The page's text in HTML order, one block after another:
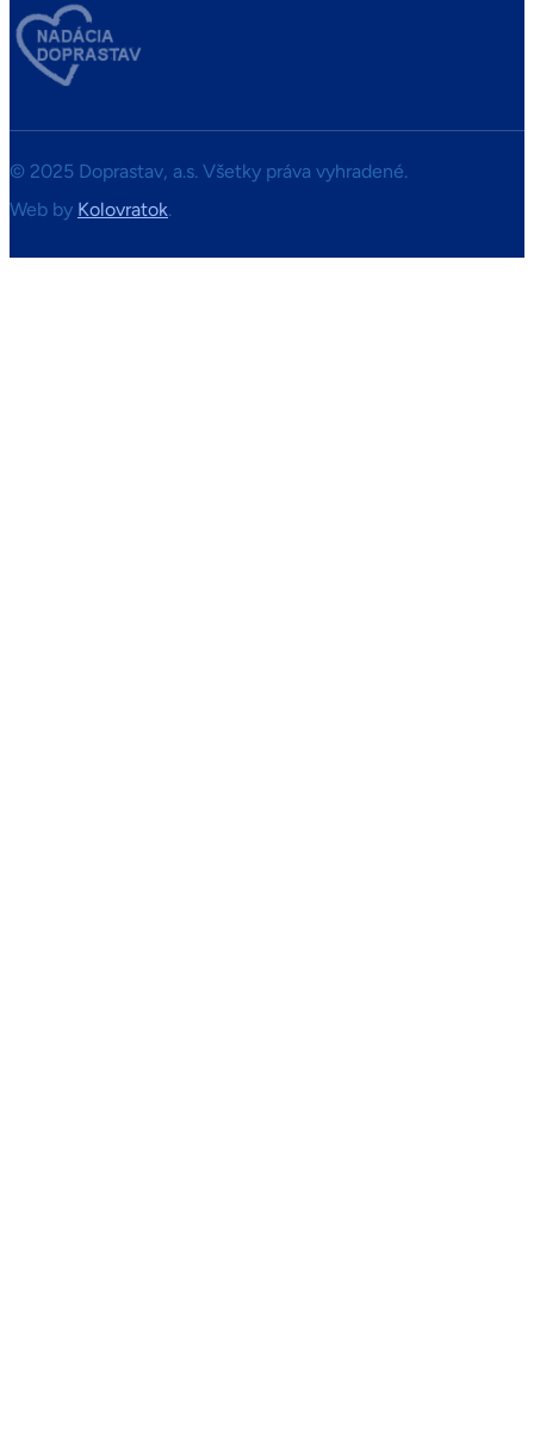
© 2025 Doprastav, a.s. Všetky práva vyhradené.
Web by Kolovratok.